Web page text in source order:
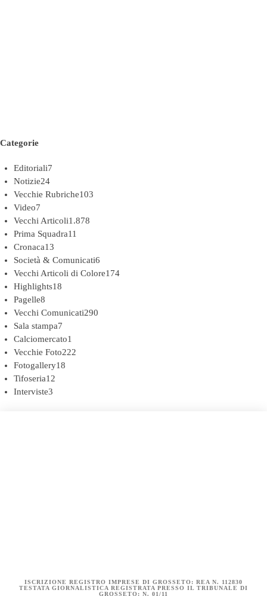
Categorie
Editoriali7
Notizie24
Vecchie Rubriche103
Video7
Vecchi Articoli1.878
Prima Squadra11
Cronaca13
Società & Comunicati6
Vecchi Articoli di Colore174
Highlights18
Pagelle8
Vecchi Comunicati290
Sala stampa7
Calciomercato1
Vecchie Foto222
Fotogallery18
Tifoseria12
Interviste3
ISCRIZIONE REGISTRO IMPRESE DI GROSSETO: REA N. 112830
TESTATA GIORNALISTICA REGISTRATA PRESSO IL TRIBUNALE DI
GROSSETO: N. 01/11